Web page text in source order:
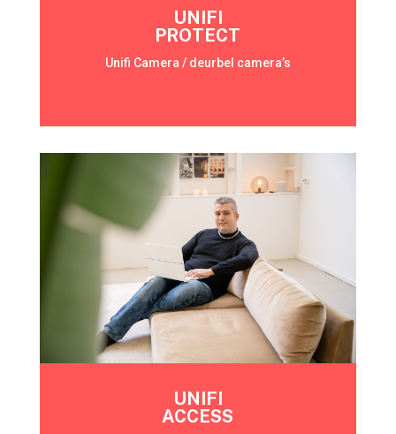
UNIFI
PROTECT
Unifi Camera / deurbel camera’s
UNIFI
ACCESS